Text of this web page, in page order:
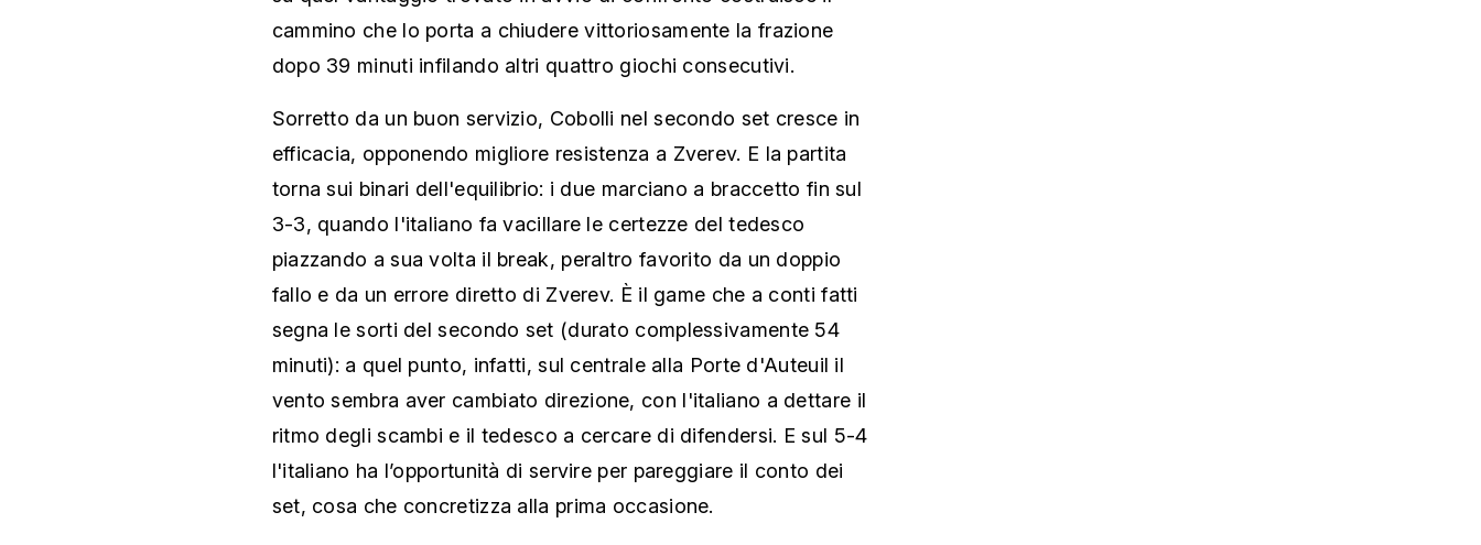
cammino che lo porta a chiudere vittoriosamente la frazione
dopo 39 minuti infilando altri quattro giochi consecutivi.
Sorretto da un buon servizio, Cobolli nel secondo set cresce in
efficacia, opponendo migliore resistenza a Zverev. E la partita
torna sui binari dell'equilibrio: i due marciano a braccetto fin sul
3-3, quando l'italiano fa vacillare le certezze del tedesco
piazzando a sua volta il break, peraltro favorito da un doppio
fallo e da un errore diretto di Zverev. È il game che a conti fatti
segna le sorti del secondo set (durato complessivamente 54
minuti): a quel punto, infatti, sul centrale alla Porte d'Auteuil il
vento sembra aver cambiato direzione, con l'italiano a dettare il
ritmo degli scambi e il tedesco a cercare di difendersi. E sul 5-4
l'italiano ha l’opportunità di servire per pareggiare il conto dei
set, cosa che concretizza alla prima occasione.